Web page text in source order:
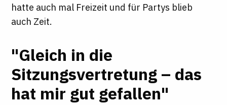
hatte auch mal Freizeit und für Partys blieb
auch Zeit.
"Gleich in die
Sitzungsvertretung – das
hat mir gut gefallen"